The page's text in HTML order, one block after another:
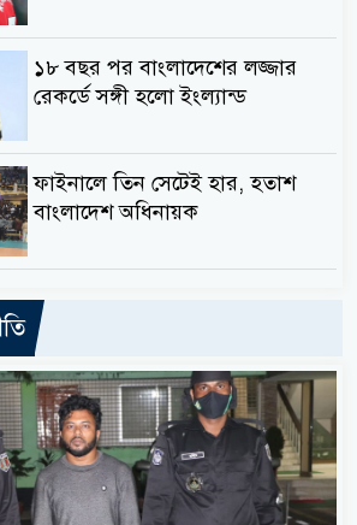
১৮ বছর পর বাংলাদেশের লজ্জার
রেকর্ডে সঙ্গী হলো ইংল্যান্ড
ফাইনালে তিন সেটেই হার, হতাশ
বাংলাদেশ অধিনায়ক